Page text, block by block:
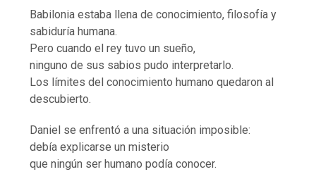
Babilonia estaba llena de conocimiento, filosofía y
sabiduría humana.
Pero cuando el rey tuvo un sueño,
ninguno de sus sabios pudo interpretarlo.
Los límites del conocimiento humano quedaron al
descubierto.
Daniel se enfrentó a una situación imposible:
debía explicarse un misterio
que ningún ser humano podía conocer.